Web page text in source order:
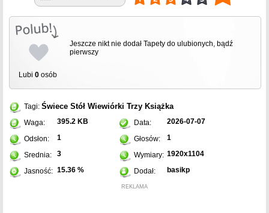
Lubi 0 osób
Jeszcze nikt nie dodał Tapety do ulubionych, bądź
pierwszy
Tagi: Świece Stół Wiewiórki Trzy Książka
Waga: 395.2 KB Data: 2026-07-07
Odsłon: 1 Głosów: 1
Srednia: 3 Wymiary: 1920x1104
Jasność: 15.36 % Dodał: basikp
REKLAMA